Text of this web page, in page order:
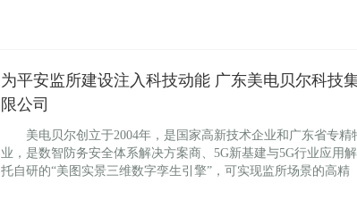
为平安监所建设注入科技动能 广东美电贝尔科技
限公司
美电贝尔创立于2004年，是国家高新技术企业和广东省专精
业，是数智防务安全体系解决方案商、5G新基建与5G行业应用
托自研的“美图实景三维数字孪生引擎”，可实现监所场景的高精